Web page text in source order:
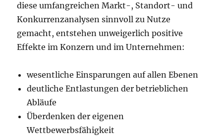
diese umfangreichen Markt-, Standort- und
Konkurrenzanalysen sinnvoll zu Nutze
gemacht, entstehen unweigerlich positive
Effekte im Konzern und im Unternehmen:
wesentliche Einsparungen auf allen Ebenen
deutliche Entlastungen der betrieblichen
Abläufe
Überdenken der eigenen
Wettbewerbsfähigkeit